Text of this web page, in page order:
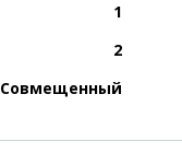
1
2
Совмещенный